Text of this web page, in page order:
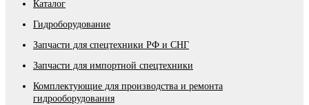
Каталог
Гидроборудование
Запчасти для спецтехники РФ и СНГ
Запчасти для импортной спецтехники
Комплектующие для производства и ремонта
гидрооборудования